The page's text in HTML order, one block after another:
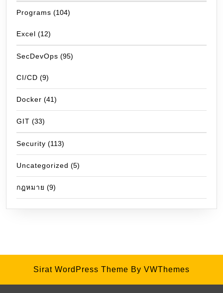
Programs (104)
Excel (12)
SecDevOps (95)
CI/CD (9)
Docker (41)
GIT (33)
Security (113)
Uncategorized (5)
กฎหมาย (9)
Sirat WordPress Theme By VWThemes